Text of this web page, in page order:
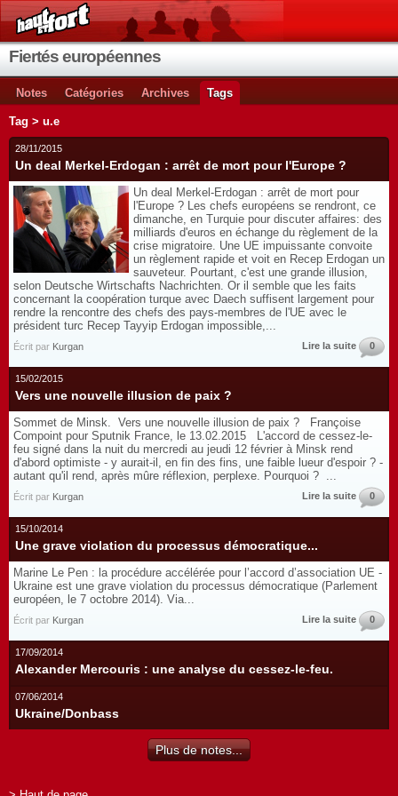
Fiertés européennes
Notes Catégories Archives Tags
Tag > u.e
28/11/2015
Un deal Merkel-Erdogan : arrêt de mort pour l'Europe ?
Un deal Merkel-Erdogan : arrêt de mort pour
l'Europe ? Les chefs européens se rendront, ce
dimanche, en Turquie pour discuter affaires: des
milliards d'euros en échange du règlement de la
crise migratoire. Une UE impuissante convoite
un règlement rapide et voit en Recep Erdogan un
sauveteur. Pourtant, c'est une grande illusion,
selon Deutsche Wirtschafts Nachrichten. Or il semble que les faits
concernant la coopération turque avec Daech suffisent largement pour
rendre la rencontre des chefs des pays-membres de l'UE avec le
président turc Recep Tayyip Erdogan impossible,...
Écrit par Kurgan Lire la suite 0
15/02/2015
Vers une nouvelle illusion de paix ?
Sommet de Minsk. Vers une nouvelle illusion de paix ? Françoise
Compoint pour Sputnik France, le 13.02.2015 L'accord de cessez-le-
feu signé dans la nuit du mercredi au jeudi 12 février à Minsk rend
d'abord optimiste - y aurait-il, en fin des fins, une faible lueur d'espoir ? -
autant qu'il rend, après mûre réflexion, perplexe. Pourquoi ? ...
Écrit par Kurgan Lire la suite 0
15/10/2014
Une grave violation du processus démocratique...
Marine Le Pen : la procédure accélérée pour l’accord d’association UE -
Ukraine est une grave violation du processus démocratique (Parlement
européen, le 7 octobre 2014). Via...
Écrit par Kurgan Lire la suite 0
17/09/2014
Alexander Mercouris : une analyse du cessez-le-feu.
07/06/2014
Ukraine/Donbass
Plus de notes...